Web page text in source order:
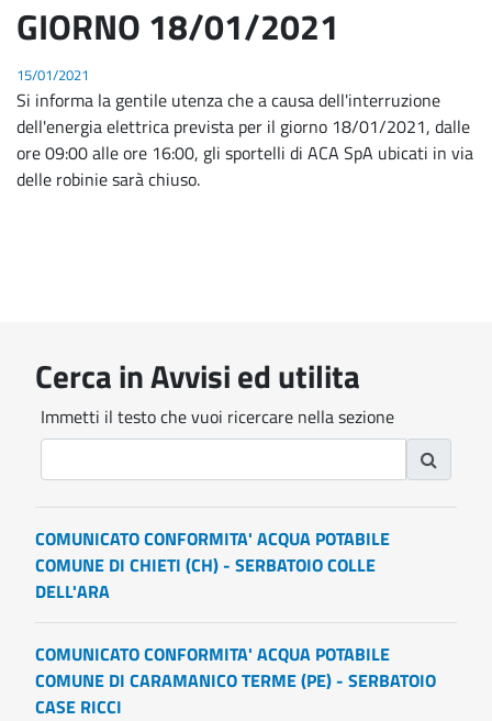
GIORNO 18/01/2021
15/01/2021
Si informa la gentile utenza che a causa dell'interruzione
dell'energia elettrica prevista per il giorno 18/01/2021, dalle
ore 09:00 alle ore 16:00, gli sportelli di ACA SpA ubicati in via
delle robinie sarà chiuso.
Cerca in Avvisi ed utilita
Immetti il testo che vuoi ricercare nella sezione
COMUNICATO CONFORMITA' ACQUA POTABILE
COMUNE DI CHIETI (CH) - SERBATOIO COLLE
DELL'ARA
COMUNICATO CONFORMITA' ACQUA POTABILE
COMUNE DI CARAMANICO TERME (PE) - SERBATOIO
CASE RICCI